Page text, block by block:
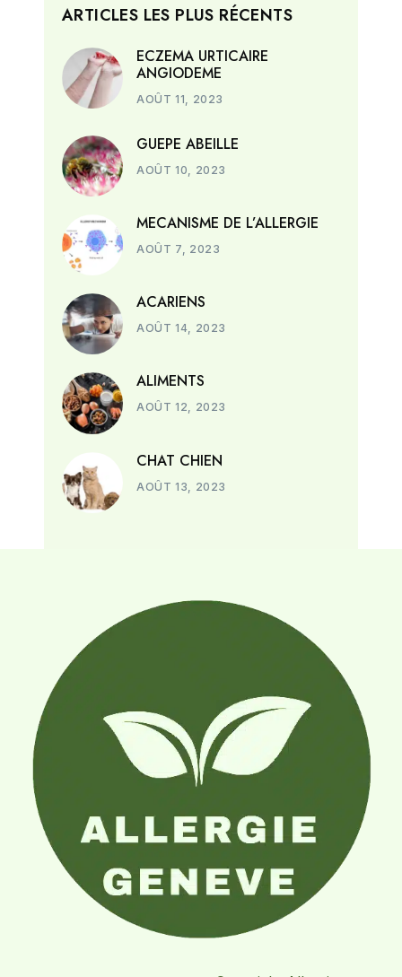
ARTICLES LES PLUS RÉCENTS
ECZEMA URTICAIRE
ANGIODEME
AOÛT 11, 2023
GUEPE ABEILLE
AOÛT 10, 2023
MECANISME DE L’ALLERGIE
AOÛT 7, 2023
ACARIENS
AOÛT 14, 2023
ALIMENTS
AOÛT 12, 2023
CHAT CHIEN
AOÛT 13, 2023